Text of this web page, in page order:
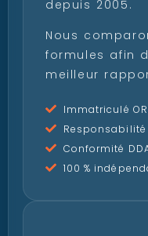
depuis 2005.
Nous
formules afin
meilleur
Immatriculé
Conformité
100 %